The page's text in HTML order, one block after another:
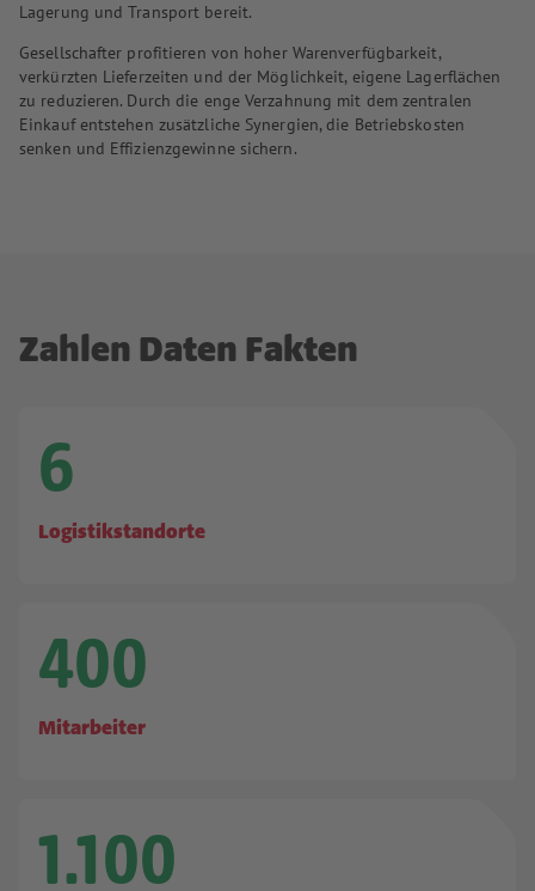
Lagerung und Transport bereit.
Gesellschafter profitieren von hoher Warenverfügbarkeit,
verkürzten Lieferzeiten und der Möglichkeit, eigene Lagerflächen
zu reduzieren. Durch die enge Verzahnung mit dem zentralen
Einkauf entstehen zusätzliche Synergien, die Betriebskosten
senken und Effizienzgewinne sichern.
Zahlen Daten Fakten
6
Logistikstandorte
400
Mitarbeiter
1.100